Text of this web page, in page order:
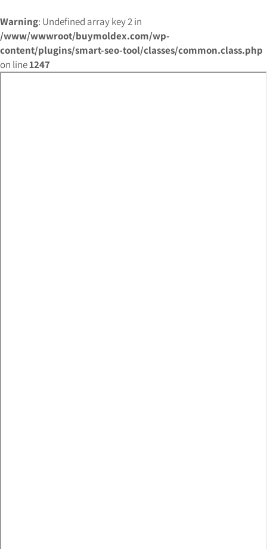
Warning: Undefined array key 2 in
/www/wwwroot/buymoldex.com/wp-
content/plugins/smart-seo-tool/classes/common.class.php
on line1247